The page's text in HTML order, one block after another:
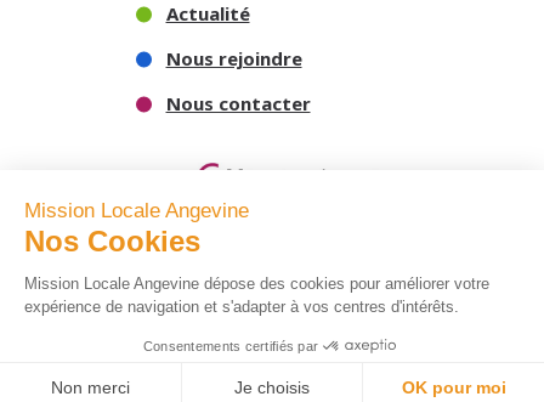
Actualité
Nous rejoindre
Nous contacter
Mentions légales - Politique de confidentialité
Mission Locale Angevine
Nos Cookies
Mission Locale Angevine dépose des cookies pour améliorer votre
expérience de navigation et s'adapter à vos centres d'intérêts.
Consentements certifiés par
Non merci Je choisis OK pour moi